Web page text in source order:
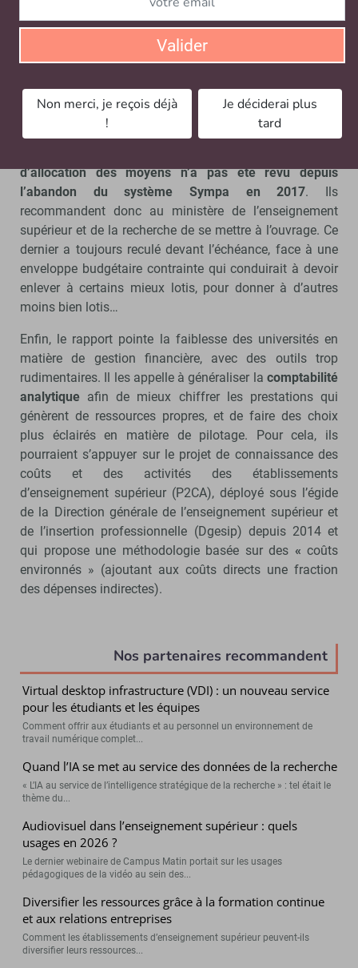
Plusieurs universités mettent régulièrement en avant
qu’à caractéristiques égales, elles touchent moins que la
moyenne nationale. C’est le cas par exemple de
l’Université de Tours, dont la dotation par étudiant est de
pluridisciplinaires avec santé. Alors le système est-il si
d’allocation des moyens n’a pas été revu depuis
l’abandon du système Sympa en 2017. Ils
recommandent donc au ministère de l’enseignement
supérieur et de la recherche de se mettre à l’ouvrage. Ce
dernier a toujours reculé devant l’échéance, face à une
enveloppe budgétaire contrainte qui conduirait à devoir
enlever à certains mieux lotis, pour donner à d’autres
moins bien lotis…
Enfin, le rapport pointe la faiblesse des universités en
matière de gestion financière, avec des outils trop
rudimentaires. Il les appelle à généraliser la comptabilité
analytique afin de mieux chiffrer les prestations qui
génèrent de ressources propres, et de faire des choix
plus éclairés en matière de pilotage. Pour cela, ils
pourraient s’appuyer sur le projet de connaissance des
coûts et des activités des établissements
d’enseignement supérieur (P2CA), déployé sous l’égide
de la Direction générale de l’enseignement supérieur et
de l’insertion professionnelle (Dgesip) depuis 2014 et
qui propose une méthodologie basée sur des « coûts
environnés » (ajoutant aux coûts directs une fraction
des dépenses indirectes).
Nos partenaires recommandent
Virtual desktop infrastructure (VDI) : un nouveau service
pour les étudiants et les équipes
Comment offrir aux étudiants et au personnel un environnement de
travail numérique complet...
Quand l’IA se met au service des données de la recherche
« L’IA au service de l’intelligence stratégique de la recherche » : tel était le
thème du...
Audiovisuel dans l’enseignement supérieur : quels
usages en 2026 ?
Le dernier webinaire de Campus Matin portait sur les usages
pédagogiques de la vidéo au sein des...
Diversifier les ressources grâce à la formation continue
et aux relations entreprises
Comment les établissements d’enseignement supérieur peuvent-ils
diversifier leurs ressources...
Valider
Non merci, je reçois déjà
!
Je déciderai plus
tard